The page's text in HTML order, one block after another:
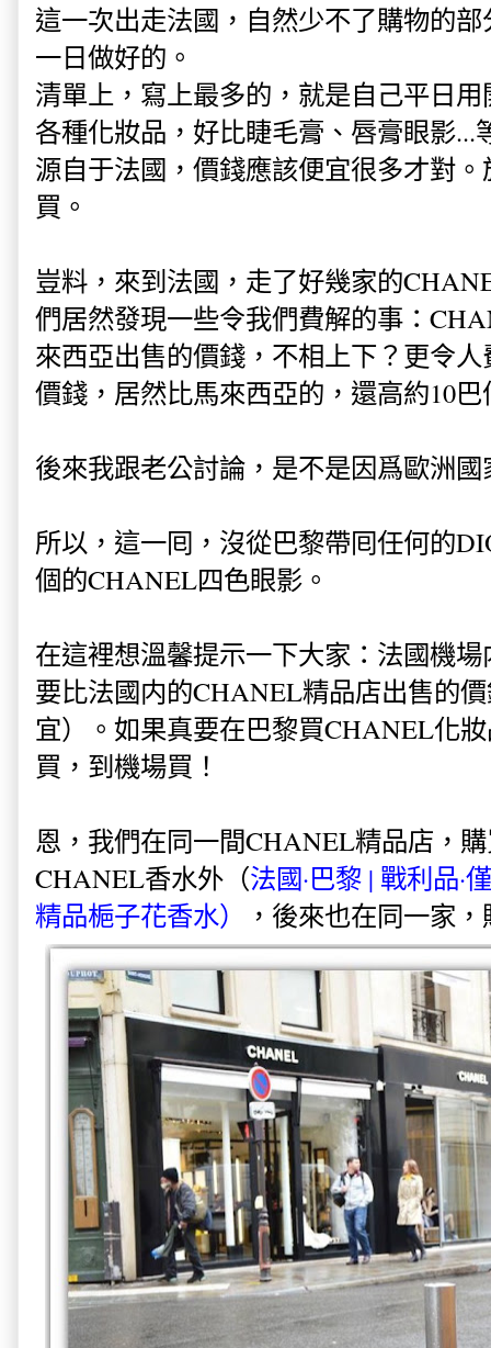
這一次出走法國，自然少不了購物的
一日做好的。
清單上，寫上最多的，就是自己平日
各種化妝品，好比睫毛膏、唇膏眼影...
源自于法國，價錢應該便宜很多才對
買。
豈料，來到法國，走了好幾家的
們居然發現一些令我們費解的事：
來西亞出售的價錢，不相上下？更令
價錢，居然比馬來西亞的，還高約10
後來我跟老公討論，是不是因爲歐洲
所以，這一囘，沒從巴黎帶囘任何的
個的CHANEL四色眼影。
在這裡想溫馨提示一下大家：法國機
要比法國内的CHANEL精品店出售的
宜）。如果真要在巴黎買CHANEL化
買，到機場買！
恩，我們在同一間CHANEL精品店，
CHANEL香水外（法國·巴黎 | 戰利品·
精品梔子花香水）
，後來也在同一家